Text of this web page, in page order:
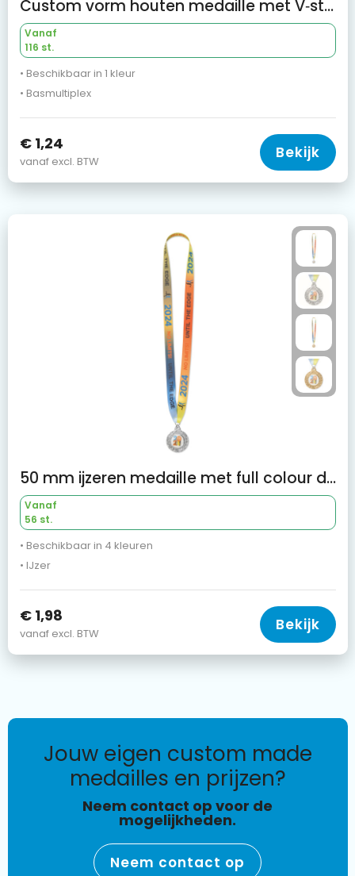
Custom vorm houten medaille met V‑stiksel
Vanaf
116 st.
• Beschikbaar in 1 kleur
• Basmultiplex
€ 1,24
vanaf excl. BTW Bekijk
50 mm ijzeren medaille met full colour doming en V‑gestikt lint
Vanaf
56 st.
• Beschikbaar in 4 kleuren
• IJzer
€ 1,98
vanaf excl. BTW Bekijk
jouw eigen custom made
medailles en prijzen?
Neem contact op voor de
mogelijkheden.
Neem contact op